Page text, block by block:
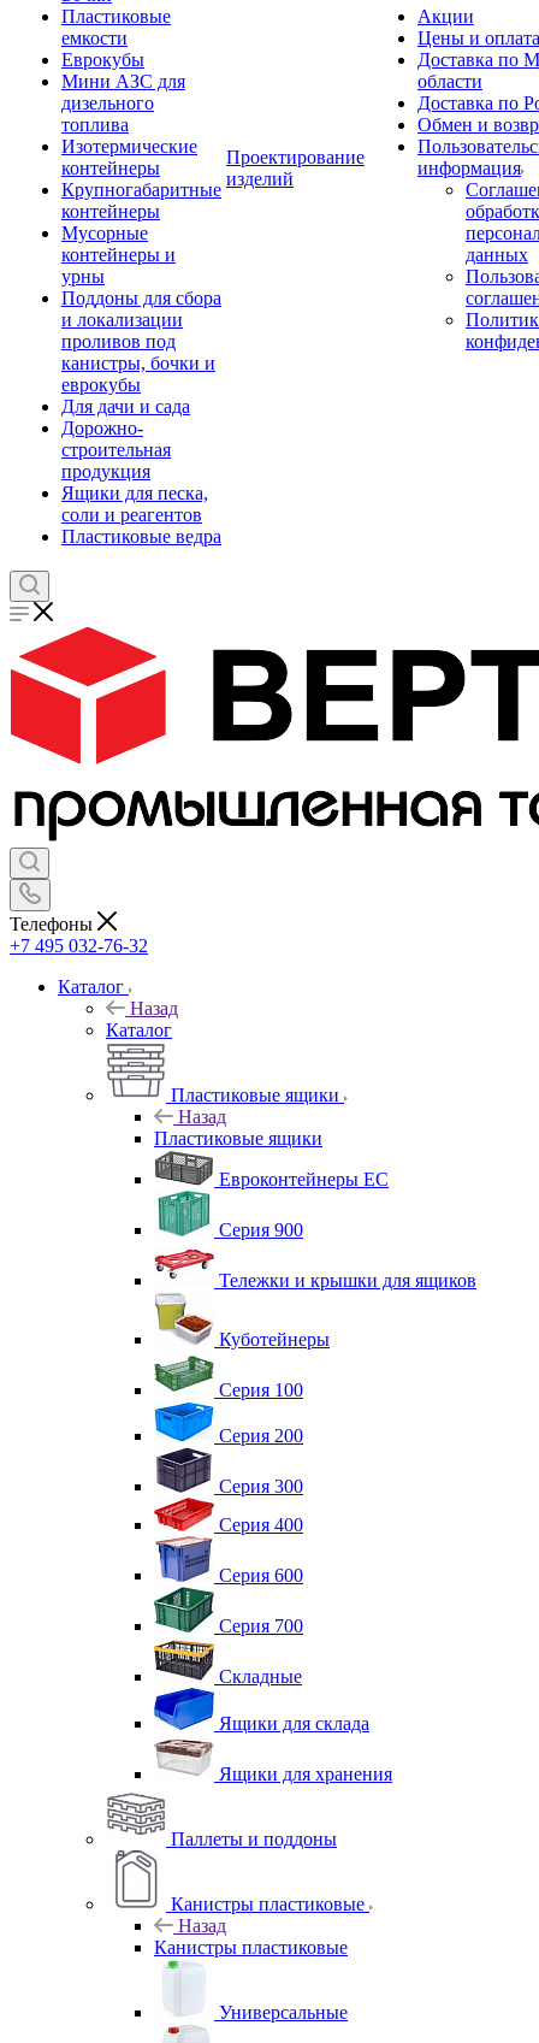
Пластиковые
емкости
Еврокубы
Мини АЗС для
дизельного
топлива
Изотермические
контейнеры
Крупногабаритные
контейнеры
Мусорные
контейнеры и
урны
Поддоны для сбора
и локализации
проливов под
канистры, бочки и
еврокубы
Для дачи и сада
Дорожно-
строительная
продукция
Ящики для песка,
соли и реагентов
Пластиковые ведра
Проектирование
изделий
Акции
Цены и оплата
Доставка по
области
Доставка по
Обмен и
информация
данных
Телефоны
+7 495 032-76-32
Каталог
Назад
Каталог
Пластиковые ящики
Назад
Пластиковые ящики
Евроконтейнеры ЕС
Серия 900
Тележки и крышки для ящиков
Куботейнеры
Серия 100
Серия 200
Серия 300
Серия 400
Серия 600
Серия 700
Складные
Ящики для склада
Ящики для хранения
Паллеты и поддоны
Канистры пластиковые
Назад
Канистры пластиковые
Универсальные